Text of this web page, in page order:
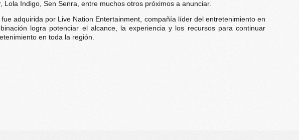
Lola Indigo, Sen Senra, entre muchos otros próximos a anunciar.
adquirida por Live Nation Entertainment, compañía líder del entretenimiento en
logra potenciar el alcance, la experiencia y los recursos para continuar
en toda la región.